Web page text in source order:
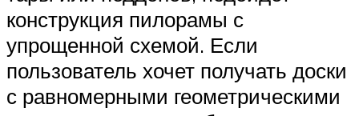
конструкция пилорамы с
упрощенной схемой. Если
пользователь хочет получать доски
с равномерными геометрическими